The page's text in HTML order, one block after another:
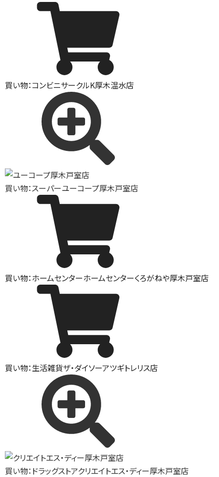
買い物：コンビニサークルK厚木温水店
買い物：スーパーユーコープ厚木戸室店
買い物：ホームセンターホームセンターくろがねや厚木戸室店
買い物：生活雑貨ザ・ダイソーアツギトレリス店
買い物：ドラッグストアクリエイトエス・ディー厚木戸室店